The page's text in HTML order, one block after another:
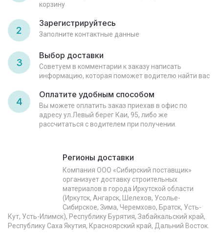
корзину
2
Зарегистрируйтесь
Заполните контактные данные
3
Выбор доставки
Советуем в комментарии к заказу написать
информацию, которая поможет водителю найти вас
4
Оплатите удобным способом
Вы можете оплатить заказ приехав в офис по
адресу ул.Левый берег Каи, 95, либо же
рассчитаться с водителем при получении.
Регионы доставки
Компания ООО «Сибирский поставщик»
организует доставку строительных
материалов в города Иркутской области
(Иркутск, Ангарск, Шелехов, Усолье-
Сибирское, Зима, Черемхово, Братск, Усть-
Кут, Усть-Илимск), Республику Бурятия, Забайкальский край,
Республику Саха Якутия, Красноярский край, Дальний Восток.